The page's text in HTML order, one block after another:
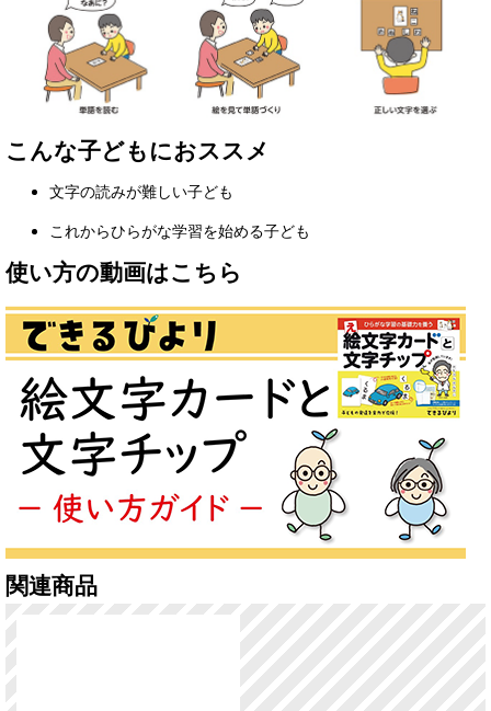
こんな子どもにおススメ
文字の読みが難しい子ども
これからひらがな学習を始める子ども
使い方の動画はこちら
関連商品